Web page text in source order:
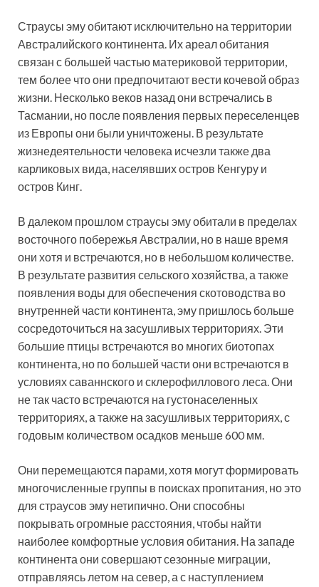
Страусы эму обитают исключительно на территории
Австралийского континента. Их ареал обитания
связан с большей частью материковой территории,
тем более что они предпочитают вести кочевой образ
жизни. Несколько веков назад они встречались в
Тасмании, но после появления первых переселенцев
из Европы они были уничтожены. В результате
жизнедеятельности человека исчезли также два
карликовых вида, населявших остров Кенгуру и
остров Кинг.
В далеком прошлом страусы эму обитали в пределах
восточного побережья Австралии, но в наше время
они хотя и встречаются, но в небольшом количестве.
В результате развития сельского хозяйства, а также
появления воды для обеспечения скотоводства во
внутренней части континента, эму пришлось больше
сосредоточиться на засушливых территориях. Эти
большие птицы встречаются во многих биотопах
континента, но по большей части они встречаются в
условиях саваннского и склерофиллового леса. Они
не так часто встречаются на густонаселенных
территориях, а также на засушливых территориях, с
годовым количеством осадков меньше 600 мм.
Они перемещаются парами, хотя могут формировать
многочисленные группы в поисках пропитания, но это
для страусов эму нетипично. Они способны
покрывать огромные расстояния, чтобы найти
наиболее комфортные условия обитания. На западе
континента они совершают сезонные миграции,
отправляясь летом на север, а с наступлением